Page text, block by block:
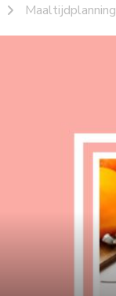
Maaltijdplanning